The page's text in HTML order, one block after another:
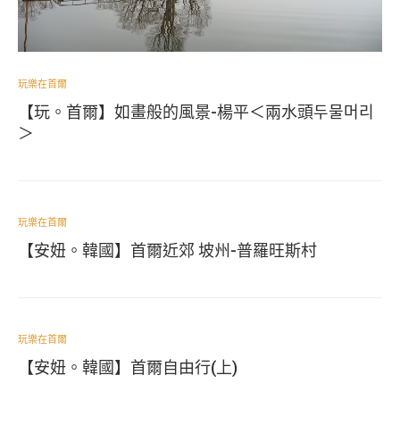
玩樂在首爾
【玩。首爾】如畫般的風景-楊平＜兩水頭두물머리
＞
玩樂在首爾
【安妞。韓國】首爾近郊 坡州-普羅旺斯村
玩樂在首爾
【安妞。韓國】首爾自由行(上)